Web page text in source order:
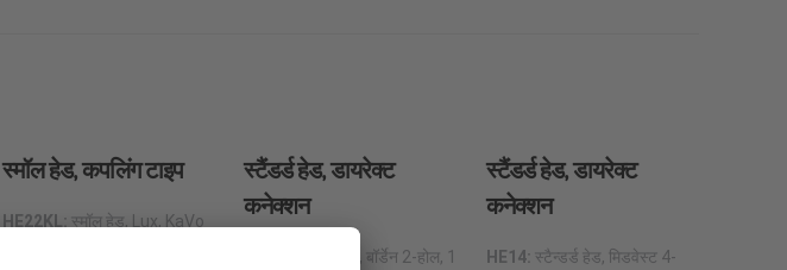
स्मॉल हेड, कपलिंग टाइप
HE22KL: स्मॉल हेड, Lux, KaVo
स्टैंडर्ड हेड, डायरेक्ट
कनेक्शन
स्टैन्डर्ड हेड, बॉर्डेन 2-होल, 1
स्टैंडर्ड हेड, डायरेक्ट
कनेक्शन
HE14: स्टैन्डर्ड हेड, मिडवेस्ट 4-